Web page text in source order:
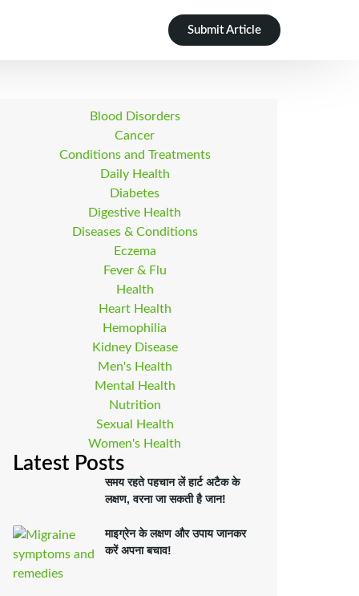
Submit Article
Blood Disorders
Cancer
Conditions and Treatments
Daily Health
Diabetes
Digestive Health
Diseases & Conditions
Eczema
Fever & Flu
Health
Heart Health
Hemophilia
Kidney Disease
Men's Health
Mental Health
Nutrition
Sexual Health
Women's Health
Latest Posts
समय रहते पहचान लें हार्ट अटैक के
लक्षण, वरना जा सकती है जान!
माइग्रेन के लक्षण और उपाय जानकर
करें अपना बचाव!